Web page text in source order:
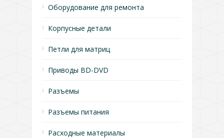
Оборудование для ремонта
Корпусные детали
Петли для матриц
Приводы BD-DVD
Разъемы
Разъемы питания
Расходные материалы